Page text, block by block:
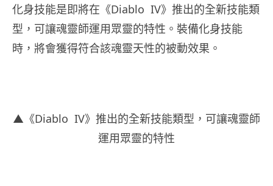
化身技能是即將在《Diablo IV》推出的全新技能類
型，可讓魂靈師運用眾靈的特性。裝備化身技能
時，將會獲得符合該魂靈天性的被動效果。
▲《Diablo IV》推出的全新技能類型，可讓魂靈師
運用眾靈的特性